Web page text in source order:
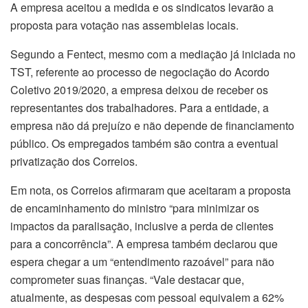
A empresa aceitou a medida e os sindicatos levarão a
proposta para votação nas assembleias locais.
Segundo a Fentect, mesmo com a mediação já iniciada no
TST, referente ao processo de negociação do Acordo
Coletivo 2019/2020, a empresa deixou de receber os
representantes dos trabalhadores. Para a entidade, a
empresa não dá prejuízo e não depende de financiamento
público. Os empregados também são contra a eventual
privatização dos Correios.
Em nota, os Correios afirmaram que aceitaram a proposta
de encaminhamento do ministro “para minimizar os
impactos da paralisação, inclusive a perda de clientes
para a concorrência”. A empresa também declarou que
espera chegar a um “entendimento razoável” para não
comprometer suas finanças. “Vale destacar que,
atualmente, as despesas com pessoal equivalem a 62%